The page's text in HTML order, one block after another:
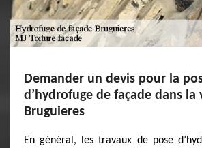
Demander un devis pour la
d’hydrofuge de façade dans la
Bruguieres
En général, les travaux de pose